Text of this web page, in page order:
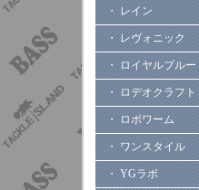
・ レイン
・ レヴォニック
・ ロイヤルブルー
・ ロデオクラフト
・ ロボワーム
・ ワンスタイル
・ YGラボ